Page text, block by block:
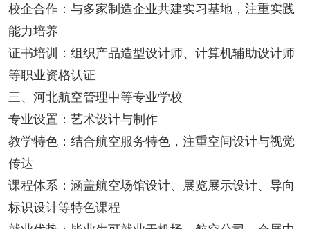
校企合作：与多家制造企业共建实习基地，注重实践
能力培养
证书培训：组织产品造型设计师、计算机辅助设计师
等职业资格认证
三、河北航空管理中等专业学校
专业设置：艺术设计与制作
教学特色：结合航空服务特色，注重空间设计与视觉
传达
课程体系：涵盖航空场馆设计、展览展示设计、导向
标识设计等特色课程